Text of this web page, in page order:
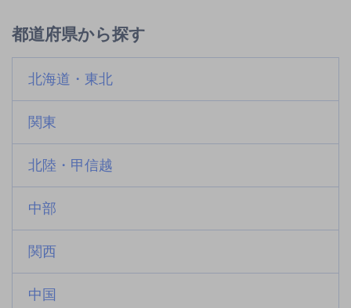
都道府県から探す
北海道・東北
関東
北陸・甲信越
中部
関西
中国